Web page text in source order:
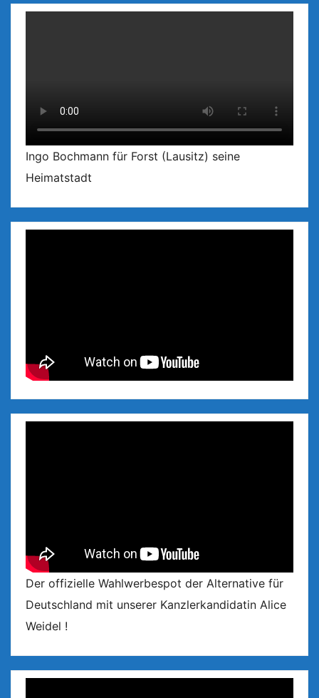
Ingo Bochmann für Forst (Lausitz) seine
Heimatstadt
Der offizielle Wahlwerbespot der Alternative für
Deutschland mit unserer Kanzlerkandidatin Alice
Weidel !